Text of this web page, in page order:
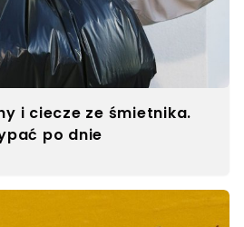
i ciecze ze śmietnika.
po dnie